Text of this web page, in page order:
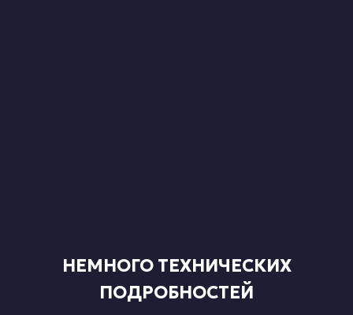
НЕМНОГО ТЕХНИЧЕСКИХ
ПОДРОБНОСТЕЙ